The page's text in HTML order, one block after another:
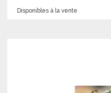
Disponibles à la vente